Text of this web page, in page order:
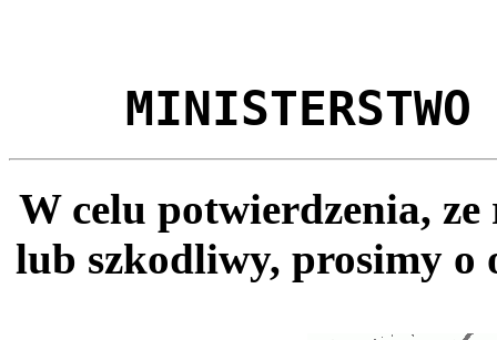
MINISTERSTWO
W celu potwierdzenia,
lub szkodliwy, prosimy o